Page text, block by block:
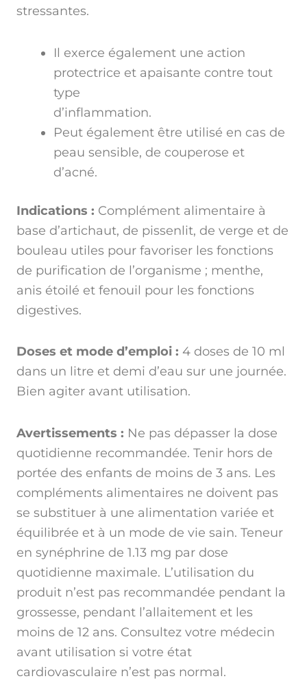
stressantes.
Il exerce également une action
protectrice et apaisante contre tout
type
d’inflammation.
Peut également être utilisé en cas de
peau sensible, de couperose et
d’acné.
Indications : Complément alimentaire à
base d’artichaut, de pissenlit, de verge et de
bouleau utiles pour favoriser les fonctions
de purification de l’organisme ; menthe,
anis étoilé et fenouil pour les fonctions
digestives.
Doses et mode d’emploi : 4 doses de 10 ml
dans un litre et demi d’eau sur une journée.
Bien agiter avant utilisation.
Avertissements : Ne pas dépasser la dose
quotidienne recommandée. Tenir hors de
portée des enfants de moins de 3 ans. Les
compléments alimentaires ne doivent pas
se substituer à une alimentation variée et
équilibrée et à un mode de vie sain. Teneur
en synéphrine de 1.13 mg par dose
quotidienne maximale. L’utilisation du
produit n’est pas recommandée pendant la
grossesse, pendant l’allaitement et les
moins de 12 ans. Consultez votre médecin
avant utilisation si votre état
cardiovasculaire n’est pas normal.